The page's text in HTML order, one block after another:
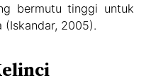
bermutu tinggi untuk
(Iskandar, 2005).